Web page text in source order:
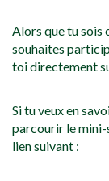
Alors que tu sois
souhaites
toi directement
Si tu veux en
parcourir le mini-
lien suivant :